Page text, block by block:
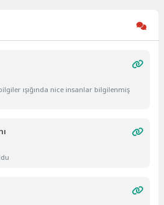
ışığında nice insanlar bilgilenmiş